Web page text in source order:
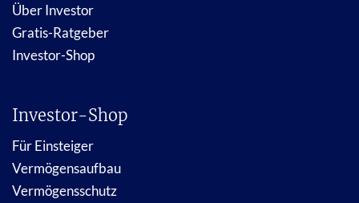
Über Investor
Gratis-Ratgeber
Investor-Shop
Investor-Shop
Für Einsteiger
Vermögensaufbau
Vermögensschutz